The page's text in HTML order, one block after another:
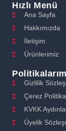
Hızlı Menü
Ana Sayfa
Hakkımızda
İletişim
Ürünlerimiz
Gizlilik
Çerez
KVKK
Üyelik